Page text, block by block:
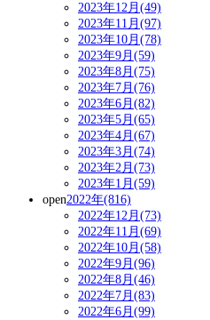
2023年12月(49)
2023年11月(97)
2023年10月(78)
2023年9月(59)
2023年8月(75)
2023年7月(76)
2023年6月(82)
2023年5月(65)
2023年4月(67)
2023年3月(74)
2023年2月(73)
2023年1月(59)
open2022年(816)
2022年12月(73)
2022年11月(69)
2022年10月(58)
2022年9月(96)
2022年8月(46)
2022年7月(83)
2022年6月(99)